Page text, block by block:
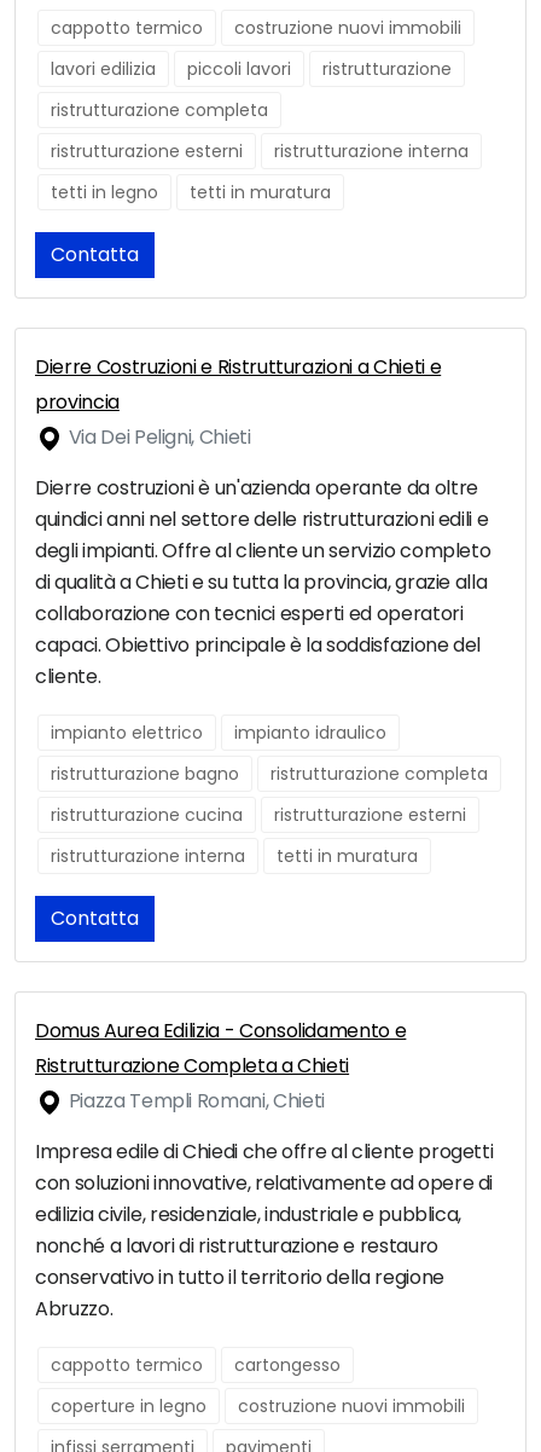
cappotto termico
costruzione nuovi immobili
lavori edilizia
piccoli lavori
ristrutturazione
ristrutturazione completa
ristrutturazione esterni
ristrutturazione interna
tetti in legno
tetti in muratura
Contatta
Dierre Costruzioni e Ristrutturazioni a Chieti e
provincia
Via Dei Peligni, Chieti
Dierre costruzioni è un'azienda operante da oltre
quindici anni nel settore delle ristrutturazioni edili e
degli impianti. Offre al cliente un servizio completo
di qualità a Chieti e su tutta la provincia, grazie alla
collaborazione con tecnici esperti ed operatori
capaci. Obiettivo principale è la soddisfazione del
cliente.
impianto elettrico
impianto idraulico
ristrutturazione bagno
ristrutturazione completa
ristrutturazione cucina
ristrutturazione esterni
ristrutturazione interna
tetti in muratura
Contatta
Domus Aurea Edilizia - Consolidamento e
Ristrutturazione Completa a Chieti
Piazza Templi Romani, Chieti
Impresa edile di Chiedi che offre al cliente progetti
con soluzioni innovative, relativamente ad opere di
edilizia civile, residenziale, industriale e pubblica,
nonché a lavori di ristrutturazione e restauro
conservativo in tutto il territorio della regione
Abruzzo.
cappotto termico
cartongesso
coperture in legno
costruzione nuovi immobili